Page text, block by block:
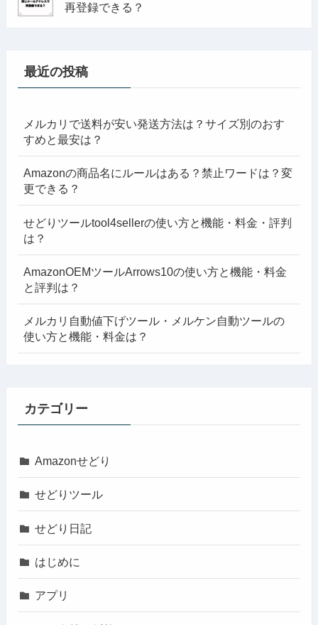
再登録できる？
最近の投稿
メルカリで送料が安い発送方法は？サイズ別のおす
すめと最安は？
Amazonの商品名にルールはある？禁止ワードは？変
更できる？
せどりツールtool4sellerの使い方と機能・料金・評判
は？
AmazonOEMツールArrows10の使い方と機能・料金
と評判は？
メルカリ自動値下げツール・メルケン自動ツールの
使い方と機能・料金は？
カテゴリー
Amazonせどり
せどりツール
せどり日記
はじめに
アプリ